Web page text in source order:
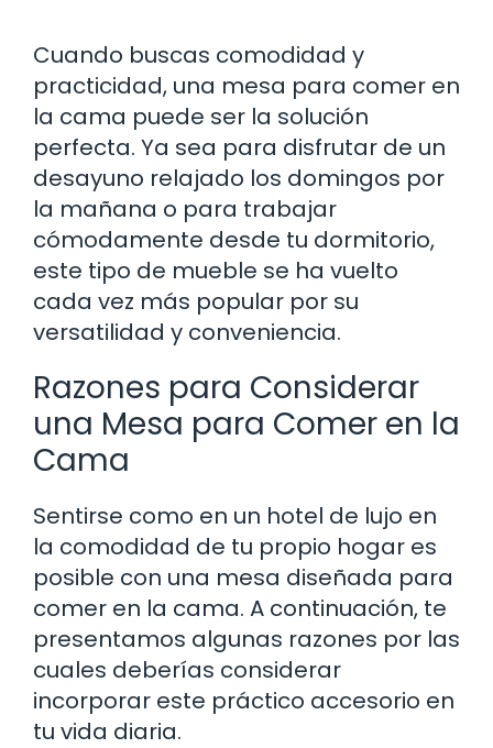
Cuando buscas comodidad y
practicidad, una mesa para comer en
la cama puede ser la solución
perfecta. Ya sea para disfrutar de un
desayuno relajado los domingos por
la mañana o para trabajar
cómodamente desde tu dormitorio,
este tipo de mueble se ha vuelto
cada vez más popular por su
versatilidad y conveniencia.
Razones para Considerar
una Mesa para Comer en la
Cama
Sentirse como en un hotel de lujo en
la comodidad de tu propio hogar es
posible con una mesa diseñada para
comer en la cama. A continuación, te
presentamos algunas razones por las
cuales deberías considerar
incorporar este práctico accesorio en
tu vida diaria.